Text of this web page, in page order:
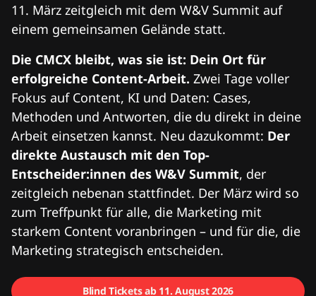
11. März zeitgleich mit dem W&V Summit auf
einem gemeinsamen Gelände statt.
Die CMCX bleibt, was sie ist: Dein Ort für
erfolgreiche Content-Arbeit. Zwei Tage voller
Fokus auf Content, KI und Daten: Cases,
Methoden und Antworten, die du direkt in deine
Arbeit einsetzen kannst. Neu dazukommt: Der
direkte Austausch mit den Top-
Entscheider:innen des W&V Summit, der
zeitgleich nebenan stattfindet. Der März wird so
zum Treffpunkt für alle, die Marketing mit
starkem Content voranbringen – und für die, die
Marketing strategisch entscheiden.
Blind Tickets ab 11. August 2026